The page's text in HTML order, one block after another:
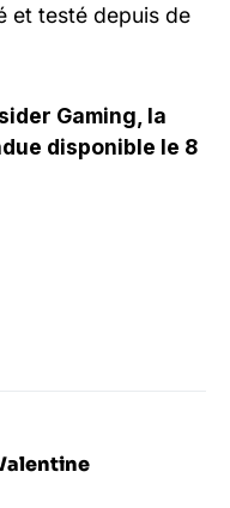
et testé depuis de
Gaming, la
disponible le 8